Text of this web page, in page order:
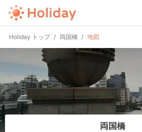
Holiday トップ 両国橋 地図
両国橋